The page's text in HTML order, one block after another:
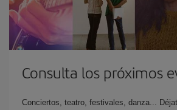
Consulta los próximos
Conciertos, teatro, festivales, danza...